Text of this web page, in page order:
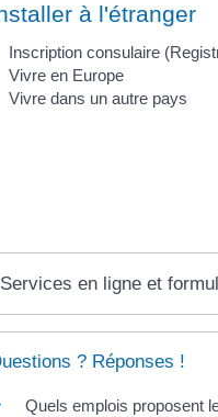
à l'étranger
Inscription consulaire
Vivre en Europe
Vivre dans un autre pays
Services en ligne et
? Réponses !
Quels emplois proposent